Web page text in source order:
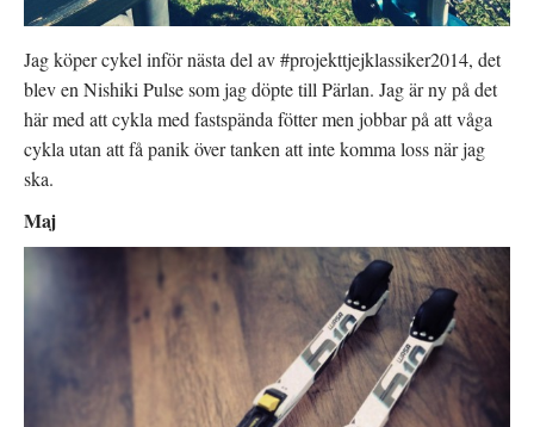
Jag köper cykel inför nästa del av #projekttjejklassiker2014, det
blev en Nishiki Pulse som jag döpte till Pärlan. Jag är ny på det
här med att cykla med fastspända fötter men jobbar på att våga
cykla utan att få panik över tanken att inte komma loss när jag
ska.
Maj